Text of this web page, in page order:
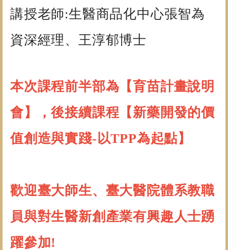
講授老師:生醫商品化中心張智為
資深經理、王淳郁博士
本次課程前半部為【育苗計畫說明
會】，後接續課程【新藥開發的價
值創造與實踐-以TPP為起點】
歡迎臺大師生、臺大醫院體系教職
員與對生醫新創產業有興趣人士踴
躍參加!